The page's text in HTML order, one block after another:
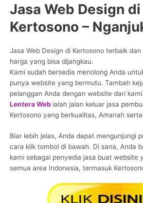
Jasa Web Design di
Kertosono –
Jasa Web Design di Kertosono terbaik
harga yang bisa dijangkau.
Kami sudah bersedia menolong Anda
punya website yang bermutu. Tambah
pelanggan Anda dengan website dari kami.
Lentera Web ialah jalan keluar jasa
Kertosono yang berkualitas, Amanah
Biar lebih jelas, Anda dapat mengunjungi
cara klik tombol di bawah. Di sana, Anda
kami sebagai penyedia jasa buat website
semua area Indonesia, termasuk